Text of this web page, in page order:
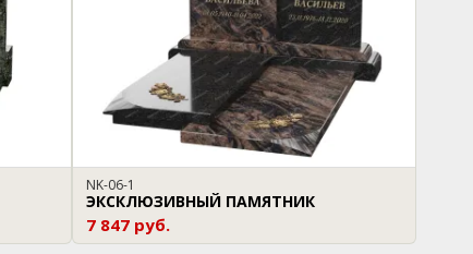
NK-06-1
ЭКСКЛЮЗИВНЫЙ ПАМЯТНИК
7 847 руб.